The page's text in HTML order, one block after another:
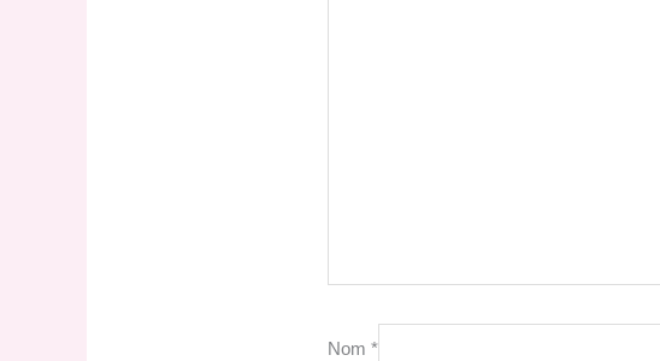
Nom*